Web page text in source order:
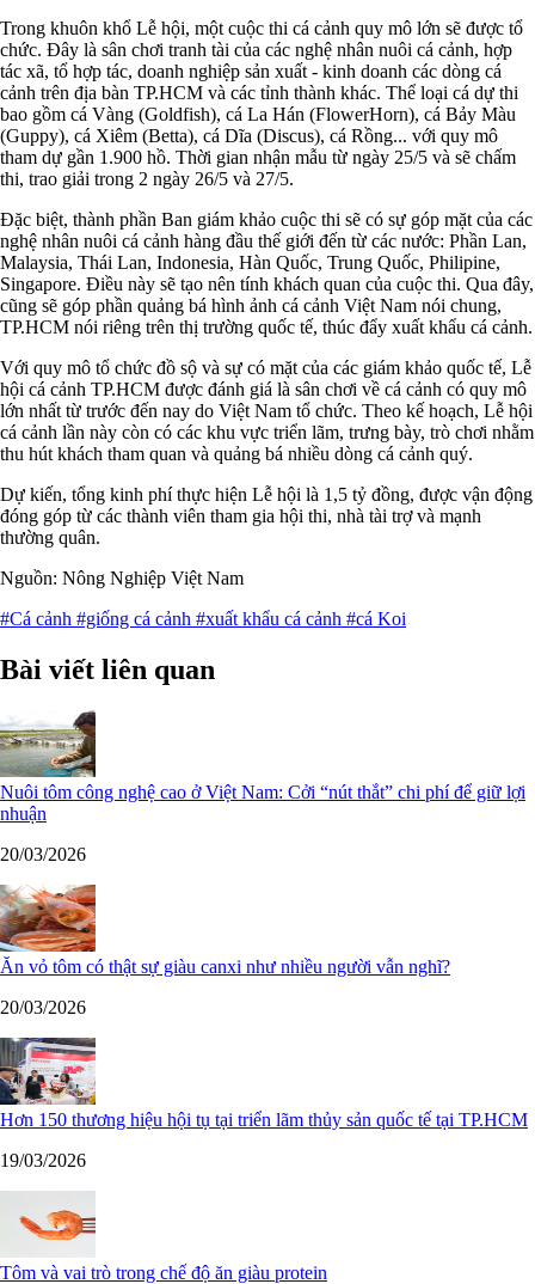
Trong khuôn khổ Lễ hội, một cuộc thi cá cảnh quy mô lớn sẽ được tổ
chức. Đây là sân chơi tranh tài của các nghệ nhân nuôi cá cảnh, hợp
tác xã, tổ hợp tác, doanh nghiệp sản xuất - kinh doanh các dòng cá
cảnh trên địa bàn TP.HCM và các tỉnh thành khác. Thể loại cá dự thi
bao gồm cá Vàng (Goldfish), cá La Hán (FlowerHorn), cá Bảy Màu
(Guppy), cá Xiêm (Betta), cá Dĩa (Discus), cá Rồng... với quy mô
tham dự gần 1.900 hồ. Thời gian nhận mẫu từ ngày 25/5 và sẽ chấm
thi, trao giải trong 2 ngày 26/5 và 27/5.
Đặc biệt, thành phần Ban giám khảo cuộc thi sẽ có sự góp mặt của các
nghệ nhân nuôi cá cảnh hàng đầu thế giới đến từ các nước: Phần Lan,
Malaysia, Thái Lan, Indonesia, Hàn Quốc, Trung Quốc, Philipine,
Singapore. Điều này sẽ tạo nên tính khách quan của cuộc thi. Qua đây,
cũng sẽ góp phần quảng bá hình ảnh cá cảnh Việt Nam nói chung,
TP.HCM nói riêng trên thị trường quốc tế, thúc đẩy xuất khẩu cá cảnh.
Với quy mô tổ chức đồ sộ và sự có mặt của các giám khảo quốc tế, Lễ
hội cá cảnh TP.HCM được đánh giá là sân chơi về cá cảnh có quy mô
lớn nhất từ trước đến nay do Việt Nam tổ chức. Theo kế hoạch, Lễ hội
cá cảnh lần này còn có các khu vực triển lãm, trưng bày, trò chơi nhằm
thu hút khách tham quan và quảng bá nhiều dòng cá cảnh quý.
Dự kiến, tổng kinh phí thực hiện Lễ hội là 1,5 tỷ đồng, được vận động
đóng góp từ các thành viên tham gia hội thi, nhà tài trợ và mạnh
thường quân.
Nguồn: Nông Nghiệp Việt Nam
#Cá cảnh #giống cá cảnh #xuất khẩu cá cảnh #cá Koi
Bài viết liên quan
Nuôi tôm công nghệ cao ở Việt Nam: Cởi “nút thắt” chi phí để giữ lợi
nhuận
20/03/2026
Ăn vỏ tôm có thật sự giàu canxi như nhiều người vẫn nghĩ?
20/03/2026
Hơn 150 thương hiệu hội tụ tại triển lãm thủy sản quốc tế tại TP.HCM
19/03/2026
Tôm và vai trò trong chế độ ăn giàu protein